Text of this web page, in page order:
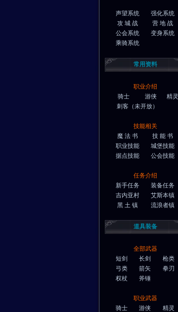
声望系统
强化系统
攻 城 战
营 地 战
公会系统
变身系统
乘骑系统
常用资料
职业介绍
骑士
游侠
精灵
刺客（未开放）
技能相关
魔 法 书
技 能 书
职业技能
城堡技能
据点技能
公会技能
任务介绍
新手任务
装备任务
吉内亚村
艾斯本镇
黑 土 镇
流浪者镇
道具装备
全部武器
短剑
长剑
枪类
弓类
箭矢
拳刃
权杖
斧锤
职业武器
骑士
游侠 精灵